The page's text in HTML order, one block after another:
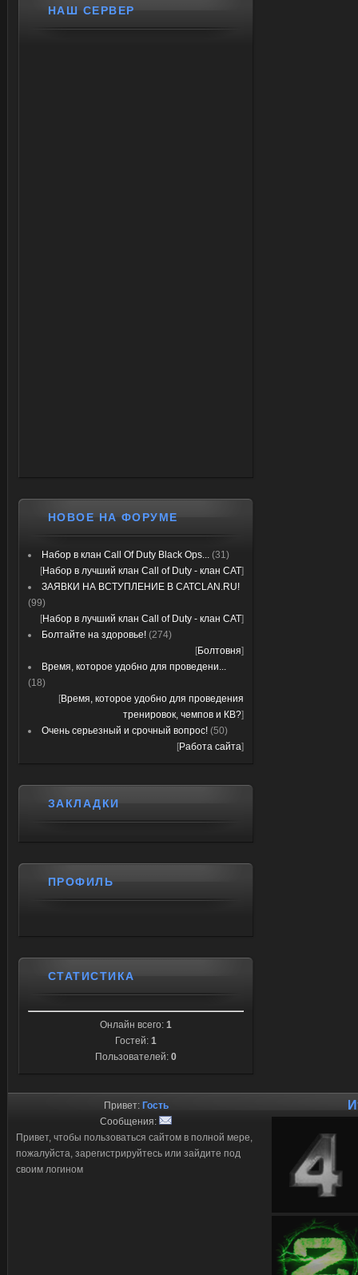
НАШ СЕРВЕР
НОВОЕ НА ФОРУМЕ
Набор в клан Call Of Duty Black Ops... (31)
[Набор в лучший клан Call of Duty - клан CAT]
ЗАЯВКИ НА ВСТУПЛЕНИЕ В CATCLAN.RU!
(99)
[Набор в лучший клан Call of Duty - клан CAT]
Болтайте на здоровье! (274)
[Болтовня]
Время, которое удобно для проведени...
(18)
[Время, которое удобно для проведения
тренировок, чемпов и КВ?]
Очень серьезный и срочный вопрос! (50)
[Работа сайта]
ЗАКЛАДКИ
ПРОФИЛЬ
СТАТИСТИКА
Онлайн всего: 1
Гостей: 1
Пользователей: 0
Привет: Гость
Сообщения:
Привет, чтобы пользоваться сайтом в полной мере,
пожалуйста, зарегистрируйтесь или зайдите под
своим логином